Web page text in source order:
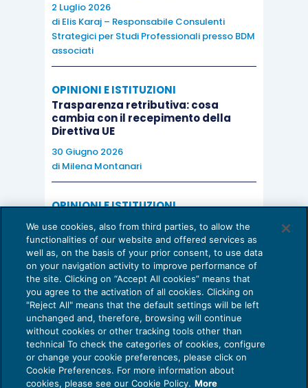
2 Luglio 2026
di Elis Karaj – Responsabile Consulenti
Strategici per Studi Professionali presso BDM
associati
OPINIONI E ISTITUZIONI
Trasparenza retributiva: cosa
cambia con il recepimento della
Direttiva UE
30 Giugno 2026
di Milena Montanari
OPINIONI E ISTITUZIONI
Valorizzare il potenziale dello Studio:
una riflessione sul futuro della
consulenza del lavoro
15 Giugno 2026
di Milena Montanari
Privacy Policy
We use cookies, also from third parties, to allow the
functionalities of our website and offered services as
well as, on the basis of your prior consent, to use data
on your navigation activity to improve performance of
the site. Clicking on “Accept All cookies” means that
you agree to the activation of all cookies. Clicking on
"Reject All" means that the default settings will be left
unchanged and, therefore, browsing will continue
without cookies or other tracking tools other than
technical To check the categories of cookies, configure
or change your cookie preferences, please click on
Cookie Preferences. For more information about
cookies, please see our Cookie Policy. More